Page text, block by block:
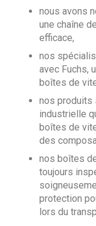
nous avons
une chaîne
efficace,
nos
avec Fuchs,
boîtes de
nos produits
industrielle
boîtes de
des
nos boîtes
toujours
protection
lors du